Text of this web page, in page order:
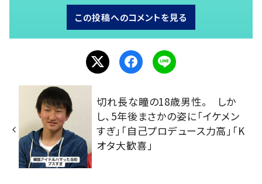
この投稿へのコメントを見る
切れ長な瞳の18歳男性。 しか
し、5年後まさかの姿に「イケメン
すぎ」「自己プロデュース力高」「K
オタ大歓喜」